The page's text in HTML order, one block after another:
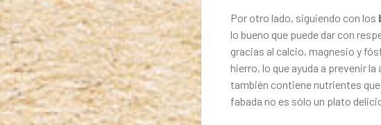
Por otro lado, siguiendo con los
lo bueno que puede dar con
gracias al calcio, magnesio y
hierro, lo que ayuda a prevenir
también contiene nutrientes
fabada no es sólo un plato